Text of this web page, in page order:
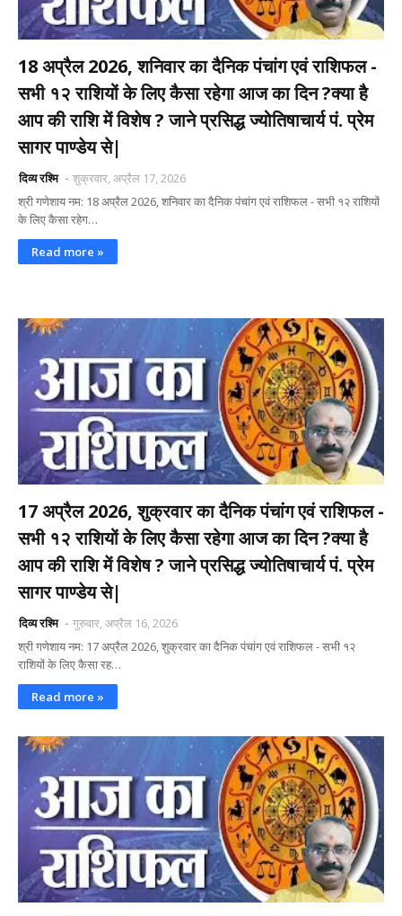
18 अप्रैल 2026, शनिवार का दैनिक पंचांग एवं राशिफल -
सभी १२ राशियों के लिए कैसा रहेगा आज का दिन ?क्या है
आप की राशि में विशेष ? जाने प्रसिद्ध ज्योतिषाचार्य पं. प्रेम
सागर पाण्डेय से|
दिव्य रश्मि
शुक्रवार, अप्रैल 17, 2026
श्री गणेशाय नम: 18 अप्रैल 2026, शनिवार का दैनिक पंचांग एवं राशिफल - सभी १२ राशियों
के लिए कैसा रहेग…
Read more »
17 अप्रैल 2026, शुक्रवार का दैनिक पंचांग एवं राशिफल -
सभी १२ राशियों के लिए कैसा रहेगा आज का दिन ?क्या है
आप की राशि में विशेष ? जाने प्रसिद्ध ज्योतिषाचार्य पं. प्रेम
सागर पाण्डेय से|
दिव्य रश्मि
गुरुवार, अप्रैल 16, 2026
श्री गणेशाय नम: 17 अप्रैल 2026, शुक्रवार का दैनिक पंचांग एवं राशिफल - सभी १२
राशियों के लिए कैसा रह…
Read more »